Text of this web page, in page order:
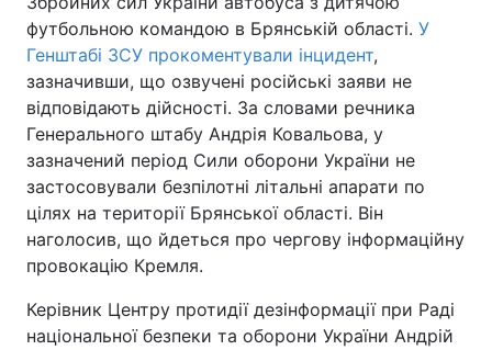
футбольною командою в Брянській області. У
Генштабі ЗСУ прокоментували інцидент,
зазначивши, що озвучені російські заяви не
відповідають дійсності. За словами речника
Генерального штабу Андрія Ковальова, у
зазначений період Сили оборони України не
застосовували безпілотні літальні апарати по
цілях на території Брянської області. Він
наголосив, що йдеться про чергову інформаційну
провокацію Кремля.
Керівник Центру протидії дезінформації при Раді
національної безпеки та оборони України Андрій